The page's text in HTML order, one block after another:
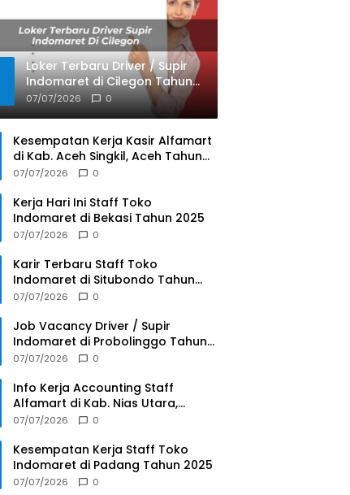
Loker Terbaru Driver / Supir
Indomaret di Cilegon Tahun
2025
07/07/2026 0
Kesempatan Kerja Kasir Alfamart
di Kab. Aceh Singkil, Aceh Tahun
2025
07/07/2026 0
Kerja Hari Ini Staff Toko
Indomaret di Bekasi Tahun 2025
07/07/2026 0
Karir Terbaru Staff Toko
Indomaret di Situbondo Tahun
2025
07/07/2026 0
Job Vacancy Driver / Supir
Indomaret di Probolinggo Tahun
2025
07/07/2026 0
Info Kerja Accounting Staff
Alfamart di Kab. Nias Utara,
Sumatera Utara Tahun 2025
07/07/2026 0
Kesempatan Kerja Staff Toko
Indomaret di Padang Tahun 2025
07/07/2026 0